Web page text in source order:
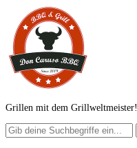
Grillen mit dem Grillweltmeister!